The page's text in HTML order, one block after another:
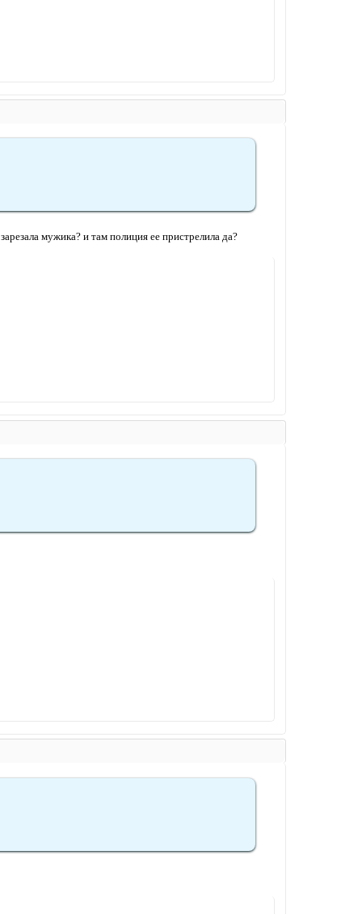
мужика? и там полиция ее пристрелила да?